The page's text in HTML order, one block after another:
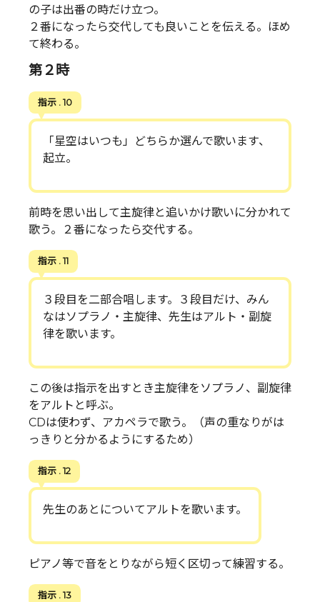
の子は出番の時だけ立つ。
２番になったら交代しても良いことを伝える。ほめ
て終わる。
第２時
指示 . 10
「星空はいつも」どちらか選んで歌います、
起立。
前時を思い出して主旋律と追いかけ歌いに分かれて
歌う。２番になったら交代する。
指示 . 11
３段目を二部合唱します。３段目だけ、みん
なはソプラノ・主旋律、先生はアルト・副旋
律を歌います。
この後は指示を出すとき主旋律をソプラノ、副旋律
をアルトと呼ぶ。
CDは使わず、アカペラで歌う。（声の重なりがは
っきりと分かるようにするため）
指示 . 12
先生のあとについてアルトを歌います。
ピアノ等で音をとりながら短く区切って練習する。
指示 . 13